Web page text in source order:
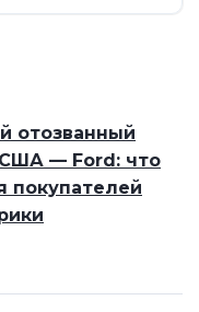
отозванный
— Ford: что
покупателей